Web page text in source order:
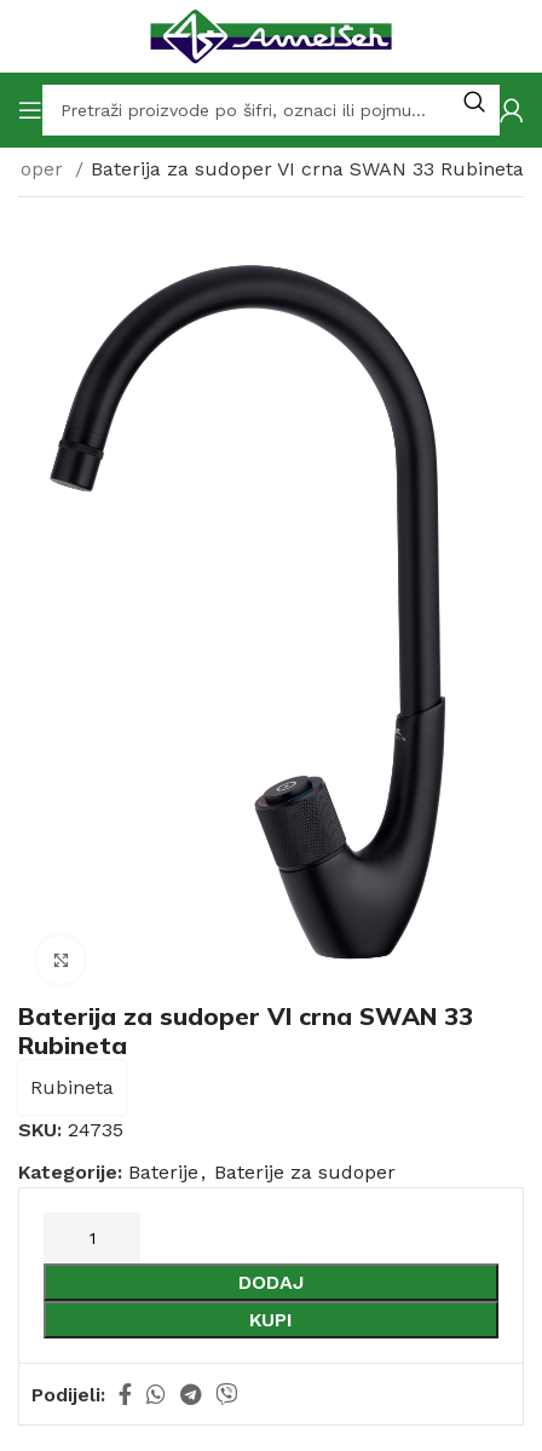
Baterija za sudoper VI crna SWAN 33 Rubineta
Baterija za sudoper VI crna SWAN 33
Rubineta
Rubineta
SKU: 24735
Kategorije: Baterije , Baterije za sudoper
DODAJ
KUPI
Podijeli: